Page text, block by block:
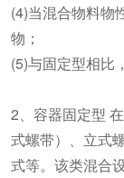
(4)当混合物料物
物；
(5)与固定型相比
2、容器固定型
式螺带）、立式
式等。该类混合